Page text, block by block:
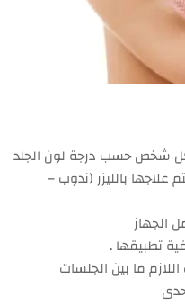
لكل شخص حسب درجة لون الجلد
بالليزر (ندوب –
الجهاز
تطبيقها .
ما بين الجلسات